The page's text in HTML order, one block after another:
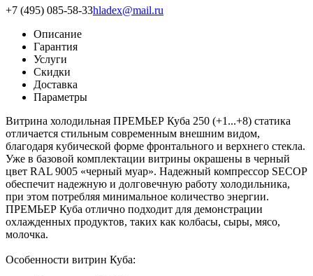
+7 (495) 085-58-33hladex@mail.ru
Описание
Гарантия
Услуги
Скидки
Доставка
Параметры
Витрина холодильная ПРЕМЬЕР Куба 250 (+1...+8) статика
отличается стильным современным внешним видом,
благодаря кубической форме фронтального и верхнего стекла.
Уже в базовой комплектации витрины окрашены в черный
цвет RAL 9005 «черный муар». Надежный компрессор SECOP
обеспечит надежную и долговечную работу холодильника,
при этом потребляя минимальное количество энергии.
ПРЕМЬЕР Куба отлично подходит для демонстрации
охлажденных продуктов, таких как колбасы, сыры, мясо,
молочка.
Особенности витрин Куба: